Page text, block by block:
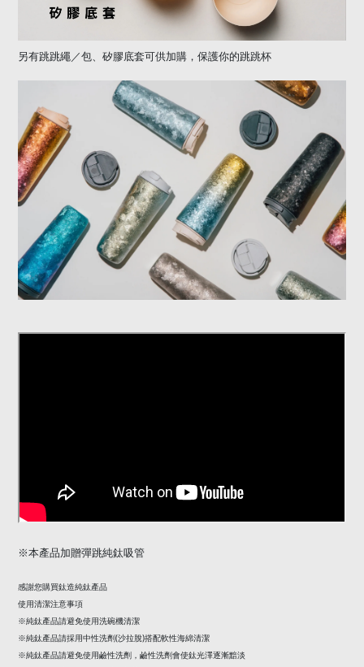
另有跳跳繩／包、矽膠底套可供加購，保護你的跳跳杯
※本產品加贈彈跳純鈦吸管
感謝您購買鈦造純鈦產品
使用清潔注意事項
※純鈦產品請避免使用洗碗機清潔
※純鈦產品請採用中性洗劑(沙拉脫)搭配軟性海綿清潔
※純鈦產品請避免使用鹼性洗劑，鹼性洗劑會使鈦光澤逐漸黯淡